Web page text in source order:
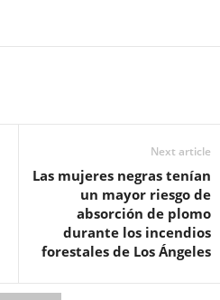
Next article
Las mujeres negras tenían
un mayor riesgo de
absorción de plomo
durante los incendios
forestales de Los Ángeles